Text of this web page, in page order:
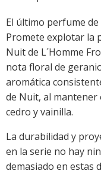
El último perfume
Promete explotar la
Nuit de L´Homme
nota floral de
aromática
de Nuit, al mantener
cedro y vainilla.
La durabilidad y
en la serie no hay
demasiado en estas